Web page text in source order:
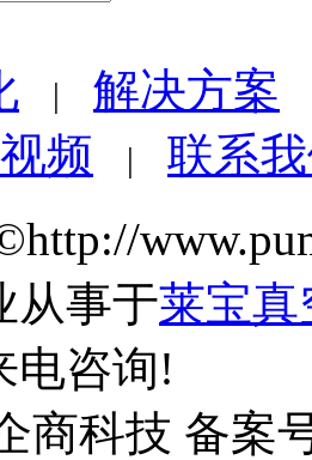
| 解决方案
频 | 联系
从事于莱宝真
电咨询!
商科技 备案